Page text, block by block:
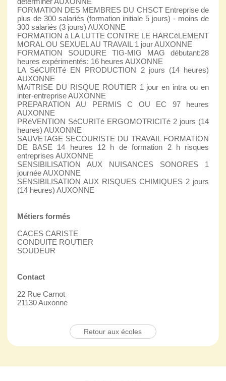
FORMATION DES MEMBRES DU CHSCT Entreprise de
plus de 300 salariés (formation initiale 5 jours) - moins de
300 salariés (3 jours) AUXONNE
FORMATION à LA LUTTE CONTRE LE HARCèLEMENT
MORAL OU SEXUEL AU TRAVAIL 1 jour AUXONNE
FORMATION SOUDURE TIG-MIG MAG débutant:28
heures expérimentés: 16 heures AUXONNE
LA SéCURITé EN PRODUCTION 2 jours (14 heures)
AUXONNE
MAîTRISE DU RISQUE ROUTIER 1 jour en intra ou en
inter-entreprise AUXONNE
PREPARATION AU PERMIS C OU EC 97 heures
AUXONNE
PRéVENTION SéCURITé ERGOMOTRICITé 2 jours (14
heures) AUXONNE
SAUVETAGE SECOURISTE DU TRAVAIL FORMATION
DE BASE 14 heures 12 h de formation 2 h risques
entreprises AUXONNE
SENSIBILISATION AUX NUISANCES SONORES 1
journée AUXONNE
SENSIBILISATION AUX RISQUES CHIMIQUES 2 jours
(14 heures) AUXONNE
Métiers formés
CACES CARISTE
CONDUITE ROUTIER
SOUDEUR
Contact
22 Rue Carnot
21130 Auxonne
Retour aux écoles